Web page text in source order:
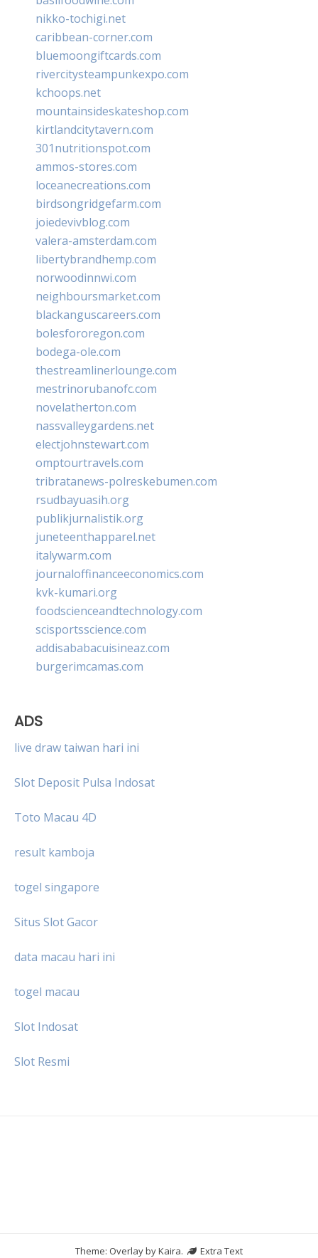
nikko-tochigi.net
caribbean-corner.com
bluemoongiftcards.com
rivercitysteampunkexpo.com
kchoops.net
mountainsideskateshop.com
kirtlandcitytavern.com
301nutritionspot.com
ammos-stores.com
loceanecreations.com
birdsongridgefarm.com
joiedevivblog.com
valera-amsterdam.com
libertybrandhemp.com
norwoodinnwi.com
neighboursmarket.com
blackanguscareers.com
bolesfororegon.com
bodega-ole.com
thestreamlinerlounge.com
mestrinorubanofc.com
novelatherton.com
nassvalleygardens.net
electjohnstewart.com
omptourtravels.com
tribratanews-polreskebumen.com
rsudbayuasih.org
publikjurnalistik.org
juneteenthapparel.net
italywarm.com
journaloffinanceeconomics.com
kvk-kumari.org
foodscienceandtechnology.com
scisportsscience.com
addisababacuisineaz.com
burgerimcamas.com
ADS
live draw taiwan hari ini
Slot Deposit Pulsa Indosat
Toto Macau 4D
result kamboja
togel singapore
Situs Slot Gacor
data macau hari ini
togel macau
Slot Indosat
Slot Resmi
Theme: Overlay byKaira.
Extra Text